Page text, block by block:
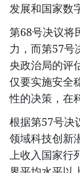
发展和国家数
第68号决议将
力，而第57号
央政治局的评
仅要实施安全
性的决策，在
根据第57号决
领域科技创新
上收入国家行